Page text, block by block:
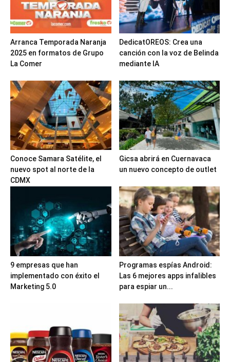
Arranca Temporada Naranja
2025 en formatos de Grupo
La Comer
DedicatOREOS: Crea una
canción con la voz de Belinda
mediante IA
Conoce Samara Satélite, el
nuevo spot al norte de la
CDMX
Gicsa abrirá en Cuernavaca
un nuevo concepto de outlet
9 empresas que han
implementado con éxito el
Marketing 5.0
Programas espías Android:
Las 6 mejores apps infalibles
para espiar un...